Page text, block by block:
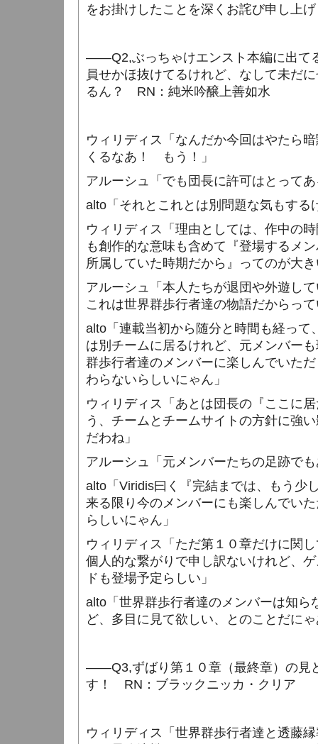
をお掛けしたことを深くお詫び申し上
――Q2,ぶっちゃけエンスト本編に出て
員せかほ抜けてるけれど、なして未だ
るん？ RN ：純米吟醸上善如水
ウィリディス「なんだか今回はやたら
くるなあ！ もう！」
アルーシュ「でも団長に許可はとって
alto 「それとこれとは別問題な気もする
ウィリディス「理由としては、作中の
も創作的な意味も含めて『登場するメ
所属していた時期だから』ってのが大
アルーシュ「本人たちが退団や外遊し
これは世界群歩行者達の物語だからっ
alto 「連載当初から随分と時間も経っ
は別チームに居るけれど、元メンバー
群歩行者達のメンバーに楽しんでいた
わらないらしいにゃん」
ウィリディス「あとは団長の『ここに
う、チームとチームサイトの方針に強
だわね」
アルーシュ「元メンバーたちの足跡で
alto 「 Viridis曰く『完結までは、もう少
来る限り今のメンバーにも楽しんでい
らしいにゃん」
ウィリディス「ただ第１０章だけに関
個人的な繋がりで申し訳ないけれど、
ドも登場予定らしい」
alto 「世界群歩行者達のメンバーは知
ど、多目に見て欲しい、とのことだに
――Q3,ずばり第１０章（最終章）の見
す！ RN ：ブラックニッカ・クリア
ウィリディス「世界群歩行者達と透藤